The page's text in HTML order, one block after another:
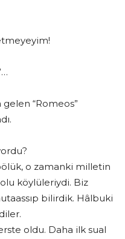
gelen “Romeos”
o zamanki milletin
köylüleriydi. Biz
bilirdik. Hâlbuki
oldu. Daha ilk sual